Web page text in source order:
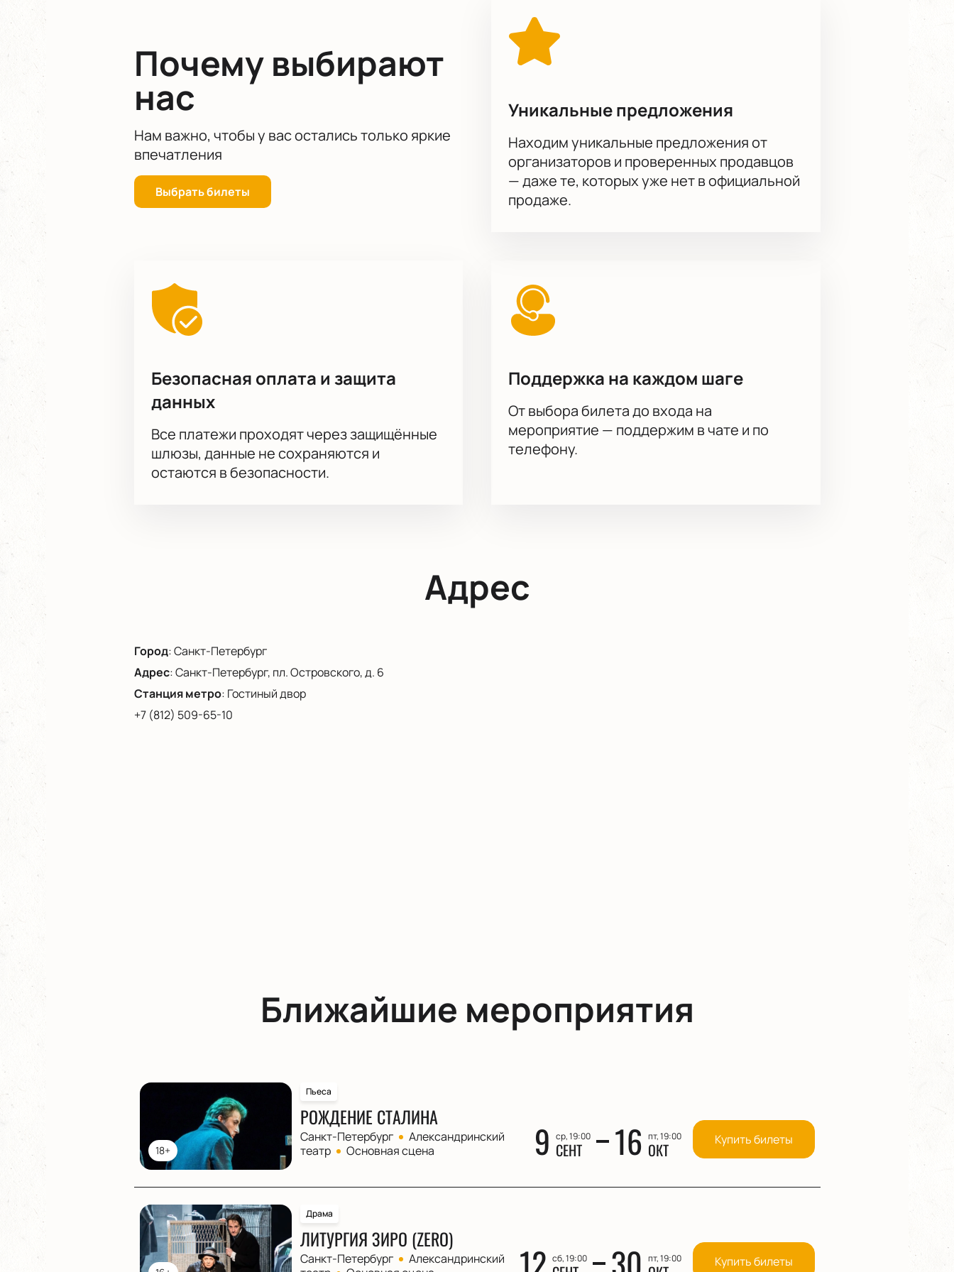
Почему выбирают
нас
Нам важно, чтобы у вас остались только яркие
впечатления
Выбрать билеты
Уникальные предложения
Находим уникальные предложения от
организаторов и проверенных продавцов
— даже те, которых уже нет в официальной
продаже.
Безопасная оплата и защита
данных
Все платежи проходят через защищённые
шлюзы, данные не сохраняются и
остаются в безопасности.
Поддержка на каждом шаге
От выбора билета до входа на
мероприятие — поддержим в чате и по
телефону.
Адрес
Город:Санкт-Петербург
Адрес:Санкт-Петербург, пл. Островского, д. 6
Станция метро: Гостиный двор
+7 (812) 509-65-10
Ближайшие мероприятия
18+
Пьеса
РОЖДЕНИЕ СТАЛИНА
Санкт-Петербург
Александринский
театр
Основная сцена 9 ср, 19:00
СЕНТ 16 пт, 19:00
ОКТ Купить билеты
Драма
ЛИТУРГИЯ ЗИРО (ZERO)
Санкт-Петербург
Александринский
сб, 19:00 пт, 19:00 Купить билеты